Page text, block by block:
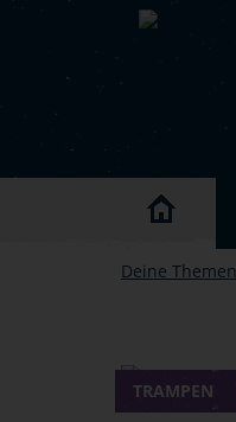
Skip to main content
Deine Themen
TRAMPEN